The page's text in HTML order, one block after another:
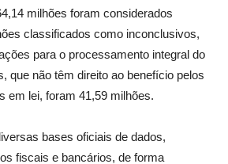
milhões foram considerados
classificados como inconclusivos,
para o processamento integral do
que não têm direito ao benefício pelos
em lei, foram 41,59 milhões.
bases oficiais de dados,
fiscais e bancários, de forma